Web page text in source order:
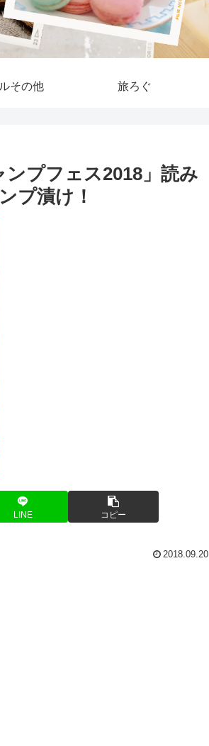
その他 旅ろぐ
ンプフェス2018」読み
プ漬け！
LINE コピー
2018.09.20